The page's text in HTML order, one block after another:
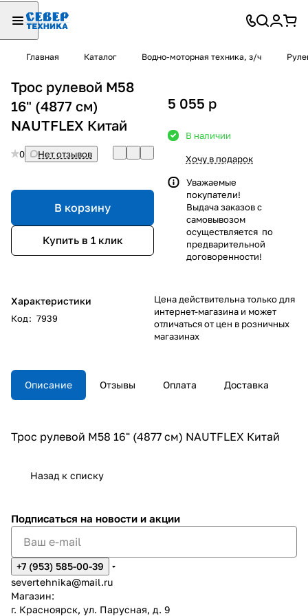
Главная Каталог Водно-моторная техника, з/ч
Трос рулевой М58
16" (4877 см)
NAUTFLEX Китай
0 Нет отзывов
В корзину
Купить в 1 клик
Характеристики
Код: 7939
5 055 p
В наличии
Хочу в подарок
Уважаемые
покупатели!
Выдача заказов с
самовывозом
осуществляется по
предварительной
договоренности!
Цена действительна только для
интернет-магазина и может
отличаться от цен в розничных
магазинах
Описание Отзывы Оплата Доставка
Трос рулевой М58 16" (4877 см) NAUTFLEX Китай
Назад к списку
Подписаться на новости и акции
+7 (953) 585-00-39
severtehnika@mail.ru
Магазин:
г. Красноярск, ул. Парусная, д. 9